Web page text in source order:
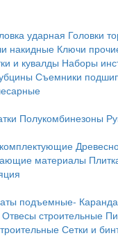
ударная Головки
накидные Ключи
и кувалды Наборы
Съемники
Полукомбинезоны
материалы
подъемные-
Отвесы строительные
Сетки и